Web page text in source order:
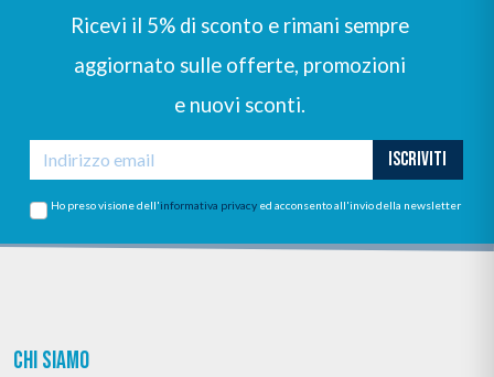
Ricevi il 5% di sconto e rimani sempre
aggiornato sulle offerte, promozioni
e nuovi sconti.
ISCRIVITI
Ho preso visione dell'informativa privacy ed acconsento all'invio della newsletter
CHI SIAMO